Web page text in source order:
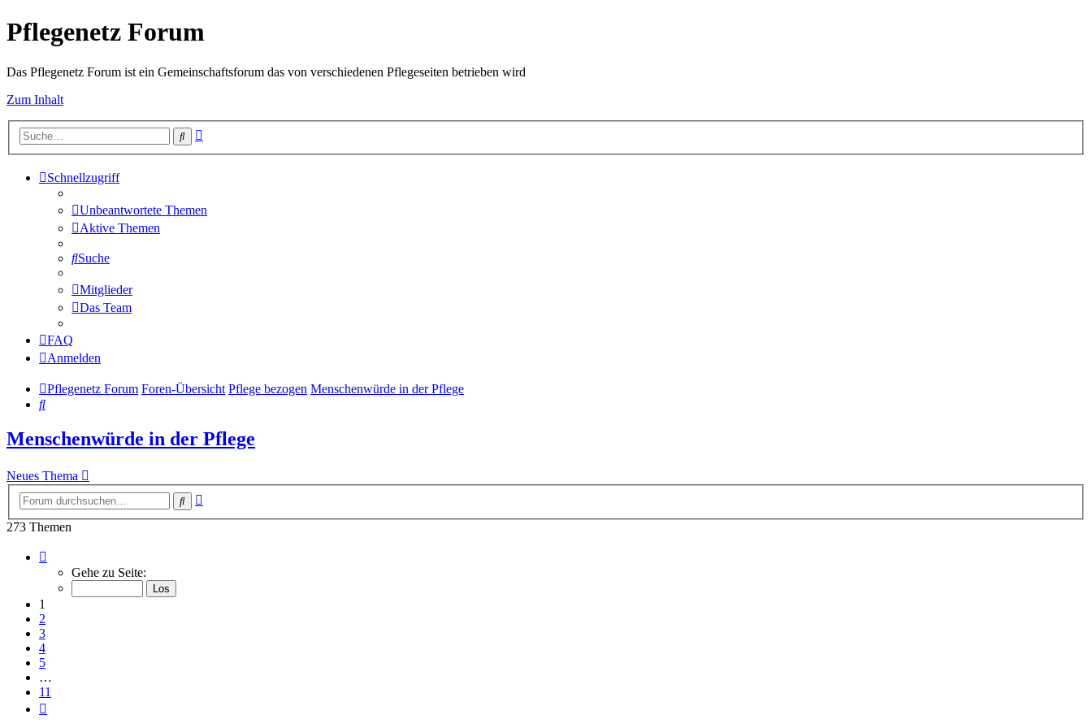
Pflegenetz Forum
Das Pflegenetz Forum ist ein Gemeinschaftsforum das von verschiedenen Pflegeseiten betrieben wird
Zum Inhalt
Suche
Schnellzugriff
Unbeantwortete Themen
Aktive Themen
Suche
Mitglieder
Das Team
FAQ
Anmelden
Pflegenetz Forum Foren-Übersicht Pflege bezogen Menschenwürde in der Pflege
Suche
Menschenwürde in der Pflege
Neues Thema
Suche
273 Themen
von
Gehe zu Seite:
1
2
3
4
5
…
11